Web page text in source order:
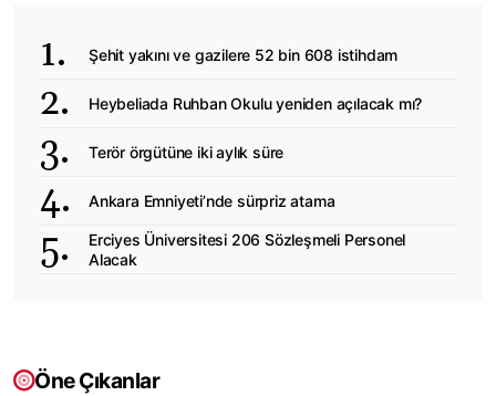
Şehit yakını ve gazilere 52 bin 608 istihdam
Heybeliada Ruhban Okulu yeniden açılacak mı?
Terör örgütüne iki aylık süre
Ankara Emniyeti’nde sürpriz atama
Erciyes Üniversitesi 206 Sözleşmeli Personel
Alacak
Öne Çıkanlar